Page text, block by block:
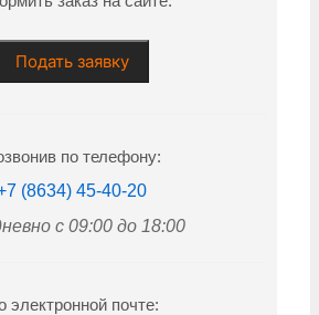
Подать заявку
по телефону:
(8634) 45-40-20
с 09:00 до 18:00
электронной почте: